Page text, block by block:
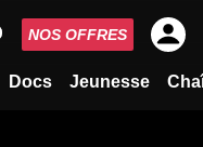
Docs Jeunesse
NOS OFFRES